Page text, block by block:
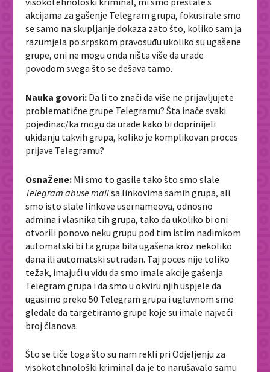
akcijama za gašenje Telegram grupa, fokusirale smo
se samo na skupljanje dokaza zato što, koliko sam ja
razumjela po srpskom pravosuđu ukoliko su ugašene
grupe, oni ne mogu onda ništa više da urade
povodom svega što se dešava tamo.
Nauka govori: Da li to znači da više ne prijavljujete
problematične grupe Telegramu? Šta inače svaki
pojedinac/ka mogu da urade kako bi doprinijeli
ukidanju takvih grupa, koliko je komplikovan proces
prijave Telegramu?
OsnaŽene: Mi smo to gasile tako što smo slale
Telegram abuse mailsa linkovima samih grupa, ali
smo isto slale linkove usernameova, odnosno
admina i vlasnika tih grupa, tako da ukoliko bi oni
otvorili ponovo neku grupu pod tim istim nadimkom
automatski bi ta grupa bila ugašena kroz nekoliko
dana ili automatski sutradan. Taj poces nije toliko
težak, imajući u vidu da smo imale akcije gašenja
Telegram grupa i da smo u okviru njih uspjele da
ugasimo preko 50 Telegram grupa i uglavnom smo
gledale da targetiramo grupe koje su imale najveći
broj članova.
Što se tiče toga što su nam rekli pri Odjeljenju za
visokotehnološki kriminal da je to narušavalo samu